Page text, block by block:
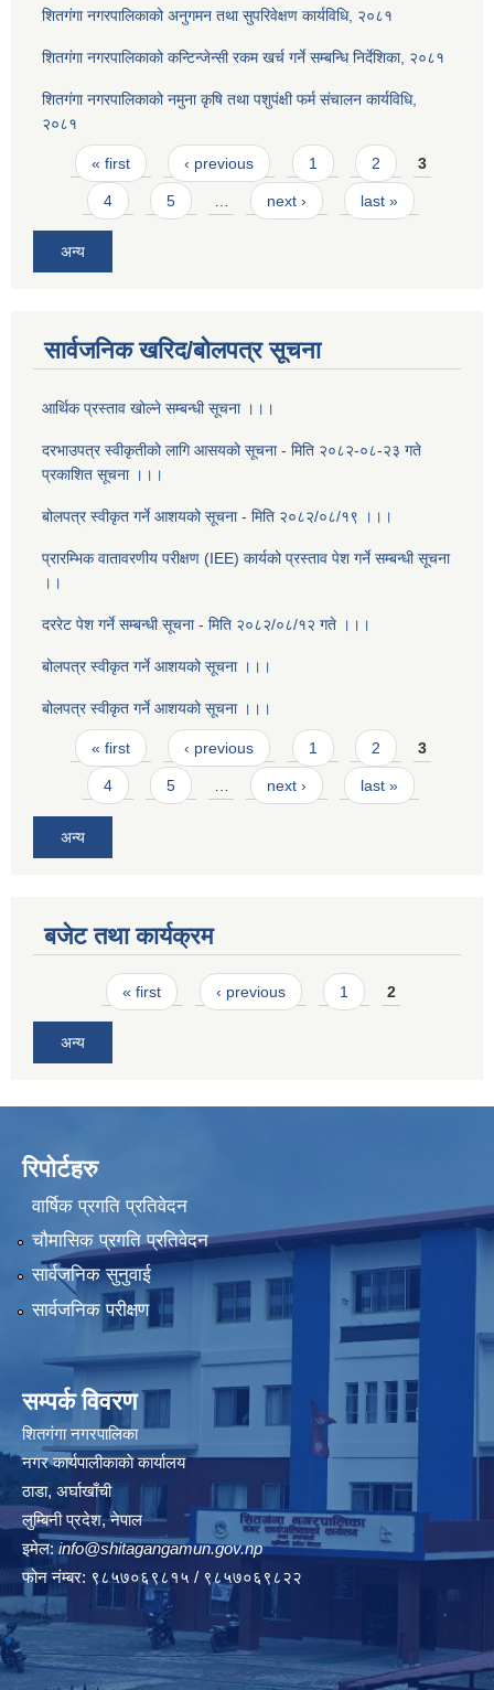
शितगंगा नगरपालिकाको अनुगमन तथा सुपरिवेक्षण कार्यविधि, २०८१
शितगंगा नगरपालिकाको कन्टिन्जेन्सी रकम खर्च गर्ने सम्बन्धि निर्देशिका, २०८१
शितगंगा नगरपालिकाको नमुना कृषि तथा पशुपंक्षी फर्म संचालन कार्यविधि,
२०८१
Pages
« first ‹ previous 1 2 3
4 5 next › last »
अन्य
सार्वजनिक खरिद/बोलपत्र सूचना
आर्थिक प्रस्ताव खोल्ने सम्बन्धी सूचना ।।।
दरभाउपत्र स्वीकृतीको लागि आसयको सूचना - मिति २०८२-०८-२३ गते
प्रकाशित सूचना ।।।
बोलपत्र स्वीकृत गर्ने आशयको सूचना - मिति २०८२/०८/१९ ।।।
प्रारम्भिक वातावरणीय परीक्षण (IEE) कार्यको प्रस्ताव पेश गर्ने सम्बन्धी सूचना
।।
दररेट पेश गर्ने सम्बन्धी सूचना - मिति २०८२/०८/१२ गते ।।।
बोलपत्र स्वीकृत गर्ने आशयको सूचना ।।।
बोलपत्र स्वीकृत गर्ने आशयको सूचना ।।।
Pages
« first ‹ previous 1 2 3
4 5 … next › last »
अन्य
बजेट तथा कार्यक्रम
Pages« first ‹ previous 1 2
अन्य
रिपोर्टहरु
वार्षिक प्रगति प्रतिवेदन
चौमासिक प्रगति प्रतिवेदन
सार्वजनिक सुनुवाई
सार्वजनिक परीक्षण
सम्पर्क विवरण
शितगंगा नगरपालिका
नगर कार्यपालीकाकाे कार्यालय
ठाडा, अर्घाखाँची
लुम्बिनी प्रदेश, नेपाल
इमेल: info@shitagangamun.gov.np
फोन नंम्बर: ९८५७०६९८१५ / ९८५७०६९८२२